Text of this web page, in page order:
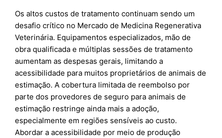
Os altos custos de tratamento continuam sendo um
desafio crítico no Mercado de Medicina Regenerativa
Veterinária. Equipamentos especializados, mão de
obra qualificada e múltiplas sessões de tratamento
aumentam as despesas gerais, limitando a
acessibilidade para muitos proprietários de animais de
estimação. A cobertura limitada de reembolso por
parte dos provedores de seguro para animais de
estimação restringe ainda mais a adoção,
especialmente em regiões sensíveis ao custo.
Abordar a acessibilidade por meio de produção